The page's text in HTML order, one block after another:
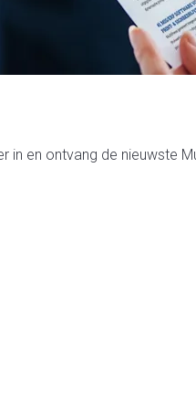
in en ontvang de nieuwste